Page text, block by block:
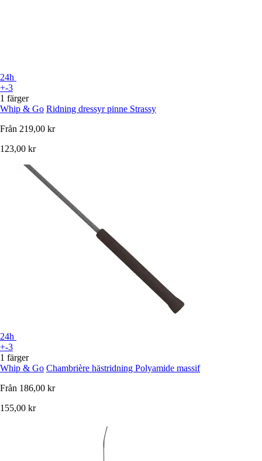
24h
+-3
1 färger
Whip & Go Ridning dressyr pinne Strassy
Från 219,00 kr
123,00 kr
24h
+-3
1 färger
Whip & Go Chambrière hästridning Polyamide massif
Från 186,00 kr
155,00 kr